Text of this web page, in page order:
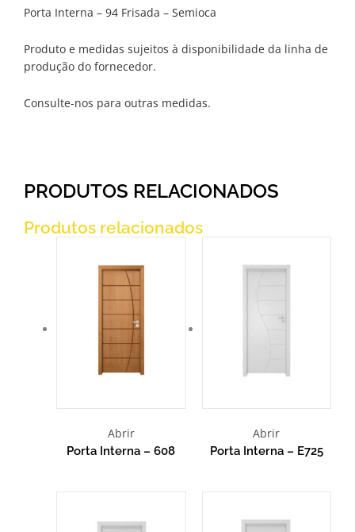
Porta Interna – 94 Frisada – Semioca
Produto e medidas sujeitos à disponibilidade da linha de
produção do fornecedor.
Consulte-nos para outras medidas.
PRODUTOS RELACIONADOS
Produtos relacionados
Abrir
Porta Interna – 608
Abrir
Porta Interna – E725